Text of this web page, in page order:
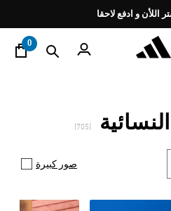
0
صور كبيرة